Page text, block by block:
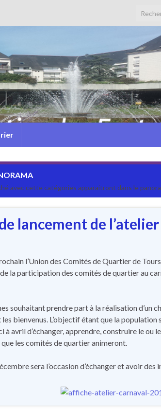
Search
avec cette catégories apparaitront dans le
lancement de
l’Union des Comités de Quartier de
de la participation des comités de quartier au
souhaitant prendre part à la réalisation d’un
bienvenus. L’objectif étant que la population
à avril d’échanger, apprendre, construire le
les comités de quartier animeront.
sera l’occasion d’échanger et avoir